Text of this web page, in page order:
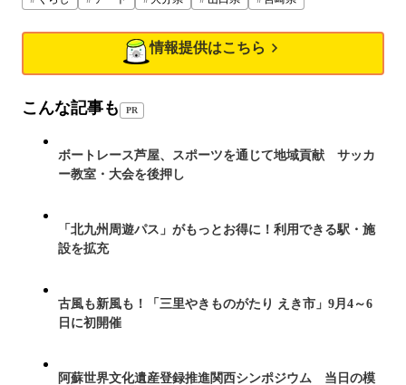
情報提供はこちら
こんな記事も PR
ボートレース芦屋、スポーツを通じて地域貢献 サッカ
ー教室・大会を後押し
「北九州周遊パス」がもっとお得に！利用できる駅・施
設を拡充
古風も新風も！「三里やきものがたり えき市」9月4～6
日に初開催
阿蘇世界文化遺産登録推進関西シンポジウム 当日の模